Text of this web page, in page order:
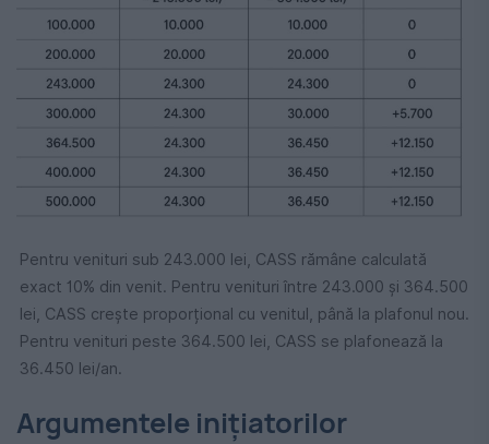
Pentru venituri sub 243.000 lei, CASS rămâne calculată
exact 10% din venit. Pentru venituri între 243.000 și 364.500
lei, CASS crește proporțional cu venitul, până la plafonul nou.
Pentru venituri peste 364.500 lei, CASS se plafonează la
36.450 lei/an.
Argumentele inițiatorilor